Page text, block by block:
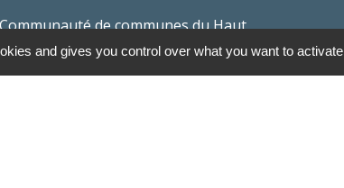
de communes du Haut
and gives you control over what you want to activate